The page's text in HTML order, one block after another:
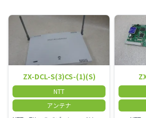
ZX-DCL-S(3)CS-(1)(S)
NTT
アンテナ